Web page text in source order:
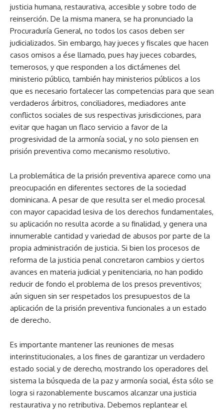
justicia humana, restaurativa, accesible y sobre todo de
reinserción. De la misma manera, se ha pronunciado la
Procuraduría General, no todos los casos deben ser
judicializados. Sin embargo, hay jueces y fiscales que hacen
casos omisos a ése llamado, pues hay jueces cobardes,
temerosos, y que responden a los dictámenes del
ministerio público, también hay ministerios públicos a los
que es necesario fortalecer las competencias para que sean
verdaderos árbitros, conciliadores, mediadores ante
conflictos sociales de sus respectivas jurisdicciones, para
evitar que hagan un flaco servicio a favor de la
progresividad de la armonía social, y no solo piensen en
prisión preventiva como mecanismo resolutivo.
La problemática de la prisión preventiva aparece como una
preocupación en diferentes sectores de la sociedad
dominicana. A pesar de que resulta ser el medio procesal
con mayor capacidad lesiva de los derechos fundamentales,
su aplicación no resulta acorde a su finalidad, y genera una
innumerable cantidad y variedad de abusos por parte de la
propia administración de justicia. Si bien los procesos de
reforma de la justicia penal concretaron cambios y ciertos
avances en materia judicial y penitenciaria, no han podido
reducir de fondo el problema de los presos preventivos;
aún siguen sin ser respetados los presupuestos de la
aplicación de la prisión preventiva funcionales a un estado
de derecho.
Es importante mantener las reuniones de mesas
interinstitucionales, a los fines de garantizar un verdadero
estado social y de derecho, mostrando los operadores del
sistema la búsqueda de la paz y armonía social, ésta sólo se
logra si razonablemente buscamos alcanzar una justicia
restaurativa y no retributiva. Debemos replantear el